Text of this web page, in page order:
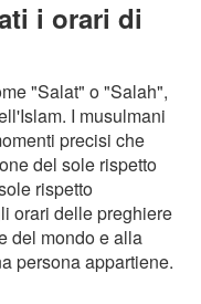
i orari di
"Salat" o "Salah",
I musulmani
precisi che
del sole rispetto
rispetto
orari delle preghiere
del mondo e alla
persona appartiene.